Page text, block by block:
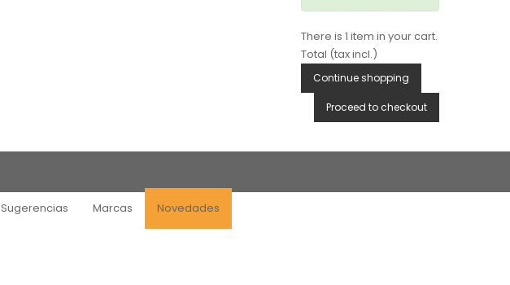
There is 1 item in your cart.
Total (tax incl.)
Continue shopping
Proceed to checkout
Sugerencias Marcas Novedades